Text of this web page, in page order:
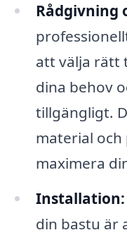
Rådgivning
att välja rätt
dina behov
tillgängligt.
material
maximera
Installation:
din bastu är